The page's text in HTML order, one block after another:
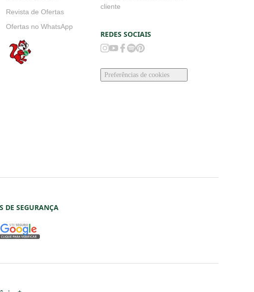
Jornal de Ofertas
Revista de Ofertas
Serviço de atendimento ao
REDES SOCIAIS
DE SEGURANÇA